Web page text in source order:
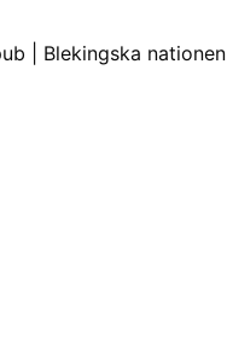
| Blekingska nationen